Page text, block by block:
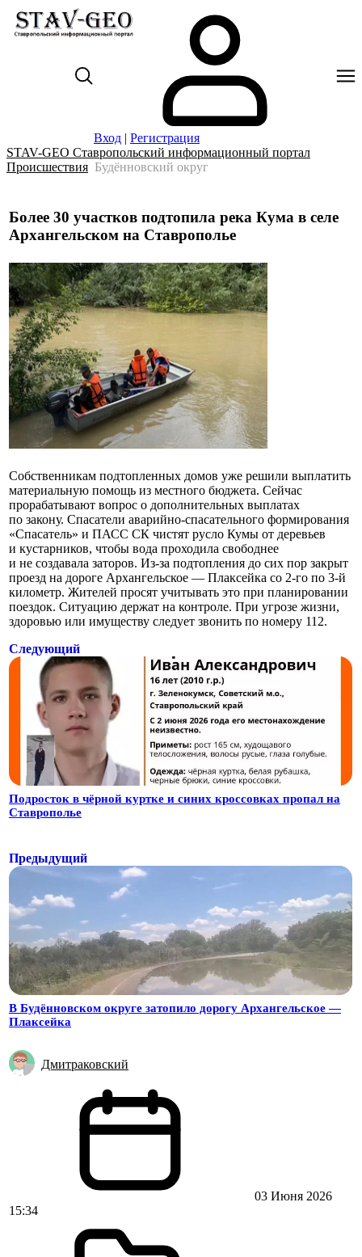
Вход | Регистрация
STAV-GEO Ставропольский информационный портал
Происшествия Будённовский округ
Более 30 участков подтопила река Кума в селе
Архангельском на Ставрополье
Собственникам подтопленных домов уже решили выплатить
материальную помощь из местного бюджета. Сейчас
прорабатывают вопрос о дополнительных выплатах
по закону. Спасатели аварийно-спасательного формирования
«Спасатель» и ПАСС СК чистят русло Кумы от деревьев
и кустарников, чтобы вода проходила свободнее
и не создавала заторов. Из-за подтопления до сих пор закрыт
проезд на дороге Архангельское — Плаксейка со 2-го по 3-й
километр. Жителей просят учитывать это при планировании
поездок. Ситуацию держат на контроле. При угрозе жизни,
здоровью или имуществу следует звонить по номеру 112.
Следующий
Подросток в чёрной куртке и синих кроссовках пропал на
Ставрополье
Предыдущий
В Будённовском округе затопило дорогу Архангельское —
Плаксейка
Дмитраковский
03 Июня 2026
15:34